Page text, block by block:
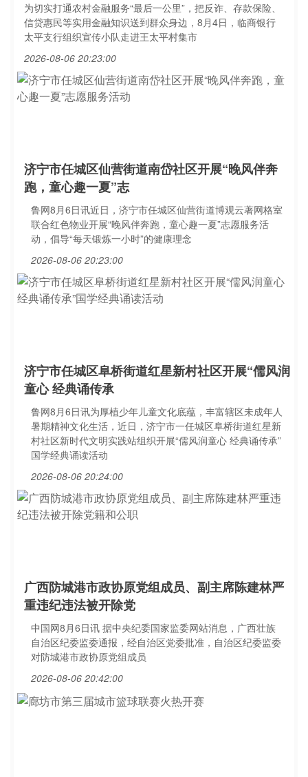
为切实打通农村金融服务“最后一公里”，把反诈、存款保险、
信贷惠民等实用金融知识送到群众身边，8月4日，临商银行
太平支行组织宣传小队走进王太平村集市
2026-08-06 20:23:00
济宁市任城区仙营街道南岱社区开展“晚风伴奔
跑，童心趣一夏”志
鲁网8月6日讯近日，济宁市任城区仙营街道博观云著网格室
联合红色物业开展“晚风伴奔跑，童心趣一夏”志愿服务活
动，倡导“每天锻炼一小时”的健康理念
2026-08-06 20:23:00
济宁市任城区阜桥街道红星新村社区开展“儒风润
童心 经典诵传承
鲁网8月6日讯为厚植少年儿童文化底蕴，丰富辖区未成年人
暑期精神文化生活，近日，济宁市一任城区阜桥街道红星新
村社区新时代文明实践站组织开展“儒风润童心 经典诵传承”
国学经典诵读活动
2026-08-06 20:24:00
广西防城港市政协原党组成员、副主席陈建林严
重违纪违法被开除党
中国网8月6日讯 据中央纪委国家监委网站消息，广西壮族
自治区纪委监委通报，经自治区党委批准，自治区纪委监委
对防城港市政协原党组成员
2026-08-06 20:42:00